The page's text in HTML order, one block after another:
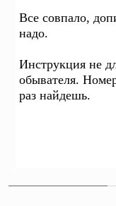
Все совпало,
надо.
Инструкция не
обывателя.
раз найдешь.